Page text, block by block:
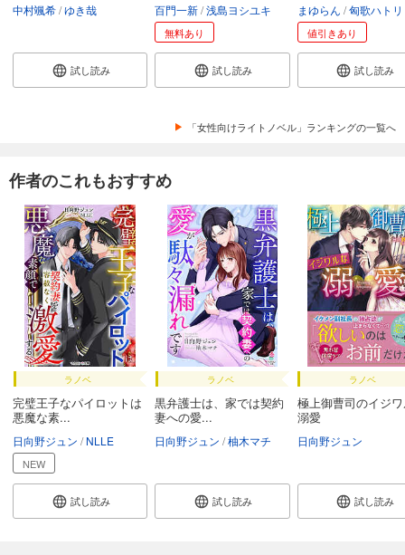
中村颯希 ゆき哉
試し読み
百門一新 浅島ヨシユキ
無料あり
試し読み
まゆらん 匈歌ハトリ
値引きあり
試し読み
「女性向けライトノベル」ランキングの一覧へ
作者のこれもおすすめ
ラノベ
完璧王子なパイロットは
悪魔な素...
日向野ジュン NLLE
NEW
試し読み
ラノベ
黒弁護士は、家では契約
妻への愛...
日向野ジュン 柚木マチ
試し読み
ラノベ
極上御曹司のイジ
溺愛
日向野ジュン
試し読み